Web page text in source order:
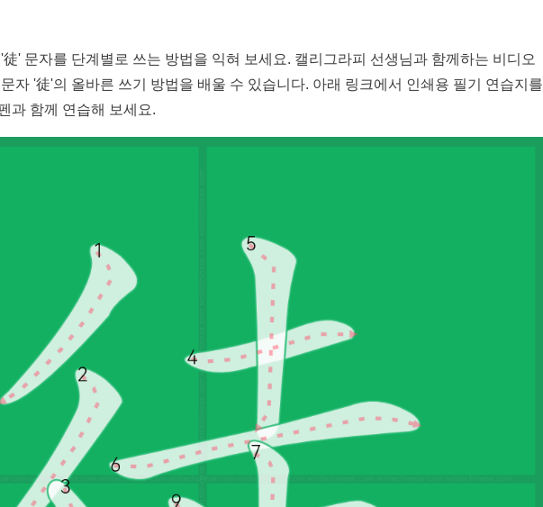
徒' 문자를 단계별로 쓰는 방법을 익혀 보세요. 캘리그라피 선생님과 함께하는 비디오
자 '徒'의 올바른 쓰기 방법을 배울 수 있습니다. 아래 링크에서 인쇄용 필기 연습지를
과 함께 연습해 보세요.